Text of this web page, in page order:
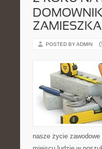
POSTED BY ADMIN
nasze życie